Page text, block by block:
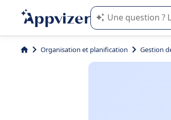
L'IA de Appvizer
Organisation et planification Gestion